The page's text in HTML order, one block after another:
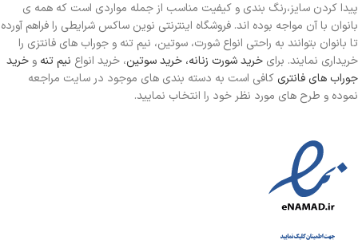
پیدا کردن سایز،رنگ بندی و کیفیت مناسب از جمله مواردی است که همه ی
بانوان با آن مواجه بوده اند. فروشگاه اینترنتی نوین ساکس شرایطی را فراهم آورده
تا بانوان بتوانند به راحتی انواع شورت، سوتین، نیم تنه و جوراب های فانتزی را
خریداری نمایند. برای خرید شورت زنانه، خرید سوتین، خرید انواع نیم تنه و خرید
جوراب های فانتری کافی است به دسته بندی های موجود در سایت مراجعه
نموده و طرح های مورد نظر خود را انتخاب نمایید.